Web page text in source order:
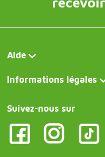
Aide
Informations légales
Suivez-nous sur